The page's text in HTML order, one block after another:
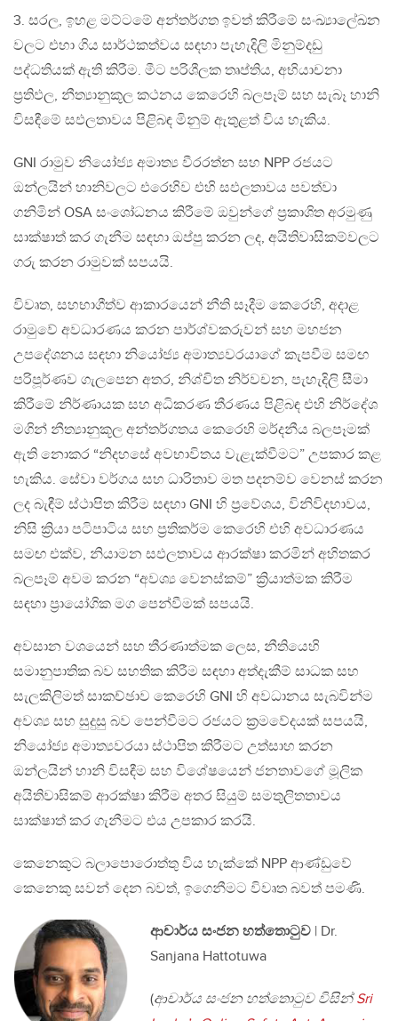
3. සරල, ඉහළ මට්ටමේ අන්තර්ගත ඉවත් කිරීමේ සංඛ්‍යාලේඛන
වලට එහා ගිය සාර්ථකත්වය සඳහා පැහැදිලි මිනුම්දඩු
පද්ධතියක් ඇති කිරීම. මීට පරිශීලක තෘප්තිය, අභියාචනා
ප්‍රතිඵල, නීත්‍යානුකූල කථනය කෙරෙහි බලපෑම් සහ සැබෑ හානි
විසඳීමේ සඵලතාවය පිළිබඳ මිනුම් ඇතුළත් විය හැකිය.
GNI රාමුව නියෝජ්‍ය අමාත්‍ය වීරරත්න සහ NPP රජයට
ඔන්ලයින් හානිවලට එරෙහිව එහි සඵලතාවය පවත්වා
ගනිමින් OSA සංශෝධනය කිරීමේ ඔවුන්ගේ ප්‍රකාශිත අරමුණු
සාක්ෂාත් කර ගැනීම සඳහා ඔප්පු කරන ලද, අයිතිවාසිකම්වලට
ගරු කරන රාමුවක් සපයයි.
විවෘත, සහභාගීත්ව ආකාරයෙන් නීති සෑදීම කෙරෙහි, අදාළ
රාමුවේ අවධාරණය කරන පාර්ශ්වකරුවන් සහ මහජන
උපදේශනය සඳහා නියෝජ්‍ය අමාත්‍යවරයාගේ කැපවීම සමඟ
පරිපූර්ණව ගැලපෙන අතර, නිශ්චිත නිර්වචන, පැහැදිලි සීමා
කිරීමේ නිර්ණායක සහ අධිකරණ තීරණය පිළිබඳ එහි නිර්දේශ
මගින් නීත්‍යානුකූල අන්තර්ගතය කෙරෙහි මර්දනීය බලපෑමක්
ඇති නොකර “නිදහසේ අවභාවිතය වැළැක්වීමට” උපකාර කළ
හැකිය. සේවා වර්ගය සහ ධාරිතාව මත පදනම්ව වෙනස් කරන
ලද බැඳීම් ස්ථාපිත කිරීම සඳහා GNI හි ප්‍රවේශය, විනිවිදභාවය,
නිසි ක්‍රියා පටිපාටිය සහ ප්‍රතිකර්ම කෙරෙහි එහි අවධාරණය
සමඟ එක්ව, නියාමන සඵලතාවය ආරක්ෂා කරමින් අහිතකර
බලපෑම් අවම කරන “අවශ්‍ය වෙනස්කම්” ක්‍රියාත්මක කිරීම
සඳහා ප්‍රායෝගික මග පෙන්වීමක් සපයයි.
අවසාන වශයෙන් සහ තීරණාත්මක ලෙස, නීතියෙහි
සමානුපාතික බව සහතික කිරීම සඳහා අත්දැකීම් සාධක සහ
සැලකිලිමත් සාකච්ඡාව කෙරෙහි GNI හි අවධානය සැබවින්ම
අවශ්‍ය සහ සුදුසු බව පෙන්වීමට රජයට ක්‍රමවේදයක් සපයයි,
නියෝජ්‍ය අමාත්‍යවරයා ස්ථාපිත කිරීමට උත්සාහ කරන
ඔන්ලයින් හානි විසඳීම සහ විශේෂයෙන් ජනතාවගේ මූලික
අයිතිවාසිකම් ආරක්ෂා කිරීම අතර සියුම් සමතුලිතතාවය
සාක්ෂාත් කර ගැනීමට එය උපකාර කරයි.
කෙනෙකුට බලාපොරොත්තු විය හැක්කේ NPP ආණ්ඩුවේ
කෙනෙකු සවන් දෙන බවත්, ඉගෙනීමට විවෘත බවත් පමණි.
ආචාර්ය සංජන හත්තොටුව | Dr.
Sanjana Hattotuwa
(ආචාර්ය සංජන හත්තොටුව විසින්Sri